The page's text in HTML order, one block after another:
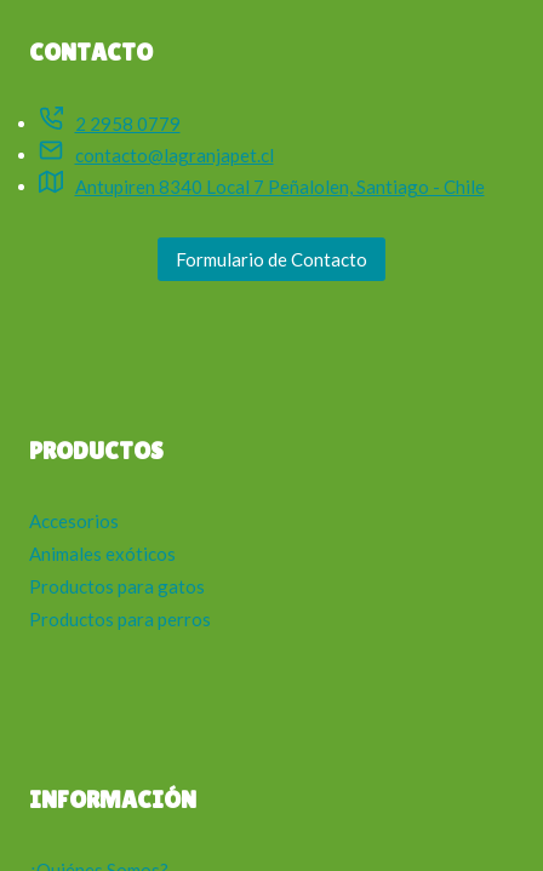
CONTACTO
2 2958 0779
contacto@lagranjapet.cl
Antupiren 8340 Local 7 Peñalolen, Santiago - Chile
Formulario de Contacto
PRODUCTOS
Accesorios
Animales exóticos
Productos para gatos
Productos para perros
INFORMACIÓN